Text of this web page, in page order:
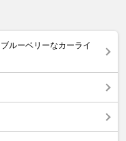
ルーベリーなカーライ